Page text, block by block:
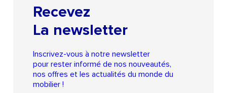
Hygiène renforcée
lisses
maintien des sacs par tendeur
Design épuré: Format rectangulaire
Tri facilité
Recevez
La newsletter
Inscrivez-vous à notre newsletter
pour rester informé de nos nouveautés,
nos offres et les actualités du monde du
mobilier !